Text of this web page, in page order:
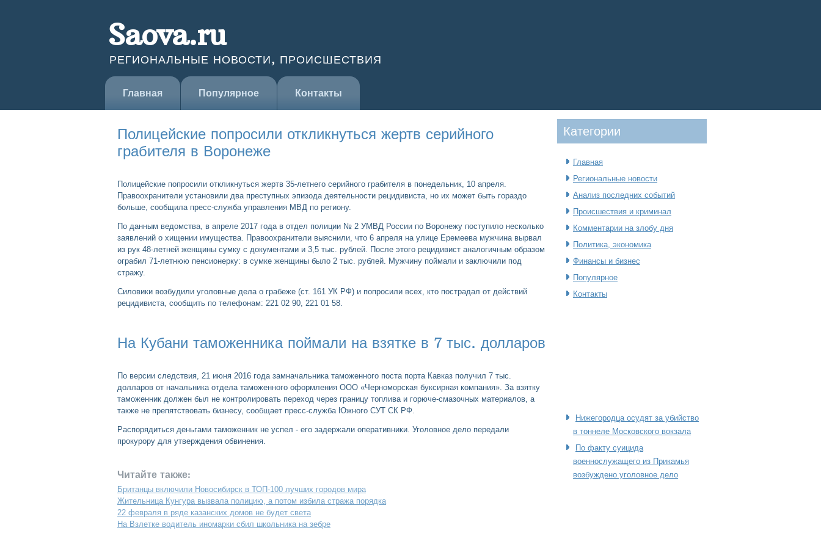
Saova.ru
РЕГИОНАЛЬНЫЕ НОВОСТИ, ПРОИСШЕСТВИЯ
Главная Популярное Контакты
Полицейские попросили откликнуться жертв серийного
грабителя в Воронеже
Полицейские попросили откликнуться жертв 35-летнего серийного грабителя в понедельник, 10 апреля.
Правоохранители установили два преступных эпизода деятельности рецидивиста, но их может быть гораздо
больше, сообщила пресс-служба управления МВД по региону.
По данным ведомства, в апреле 2017 года в отдел полиции № 2 УМВД России по Воронежу поступило несколько
заявлений о хищении имущества. Правоохранители выяснили, что 6 апреля на улице Еремеева мужчина вырвал
из рук 48-летней женщины сумку с документами и 3,5 тыс. рублей. После этого рецидивист аналогичным образом
ограбил 71-летнюю пенсионерку: в сумке женщины было 2 тыс. рублей. Мужчину поймали и заключили под
стражу.
Силовики возбудили уголовные дела о грабеже (ст. 161 УК РФ) и попросили всех, кто пострадал от действий
рецидивиста, сообщить по телефонам: 221 02 90, 221 01 58.
На Кубани таможенника поймали на взятке в 7 тыс. долларов
По версии следствия, 21 июня 2016 года замначальника таможенного поста порта Кавказ получил 7 тыс.
долларов от начальника отдела таможенного оформления ООО «Черноморская буксирная компания». За взятку
таможенник должен был не контролировать переход через границу топлива и горюче-смазочных материалов, а
также не препятствовать бизнесу, сообщает пресс-служба Южного СУТ СК РФ.
Распорядиться деньгами таможенник не успел - его задержали оперативники. Уголовное дело передали
прокурору для утверждения обвинения.
Читайте также:
Британцы включили Новосибирск в ТОП-100 лучших городов мира
Жительница Кунгура вызвала полицию, а потом избила стража порядка
22 февраля в ряде казанских домов не будет света
На Взлетке водитель иномарки сбил школьника на зебре
Категοрии
Главная
Региональные новости
Анализ последних событий
Происшествия и криминал
Комментарии на злобу дня
Политика, экономика
Финансы и бизнес
Популярное
Контакты
Нижегородца осудят за убийство
в тоннеле Московского вокзала
По факту суицида
военнослужащего из Прикамья
возбуждено уголовное дело